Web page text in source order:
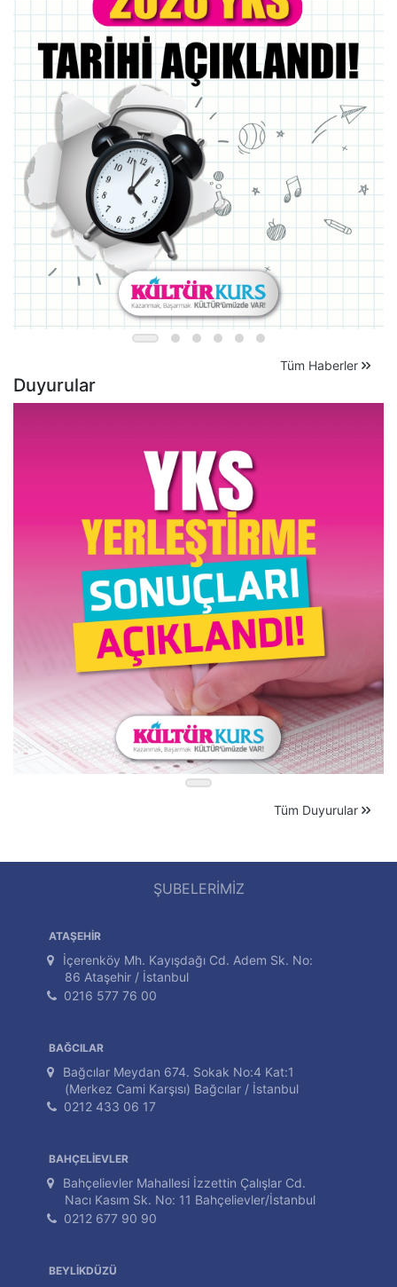
Tüm Haberler
Duyurular
Tüm Duyurular
ŞUBELERİMİZ
ATAŞEHİR
İçerenköy Mh. Kayışdağı Cd. Adem Sk. No:
86 Ataşehir / İstanbul
0216 577 76 00
BAĞCILAR
Bağcılar Meydan 674. Sokak No:4 Kat:1
(Merkez Cami Karşısı) Bağcılar / İstanbul
0212 433 06 17
BAHÇELİEVLER
Bahçelievler Mahallesi İzzettin Çalışlar Cd.
Nacı Kasım Sk. No: 11 Bahçelievler/İstanbul
0212 677 90 90
BEYLİKDÜZÜ